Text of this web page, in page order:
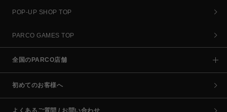
POP-UP SHOP TOP
PARCO GAMES TOP
全国のPARCO店舗
初めてのお客様へ